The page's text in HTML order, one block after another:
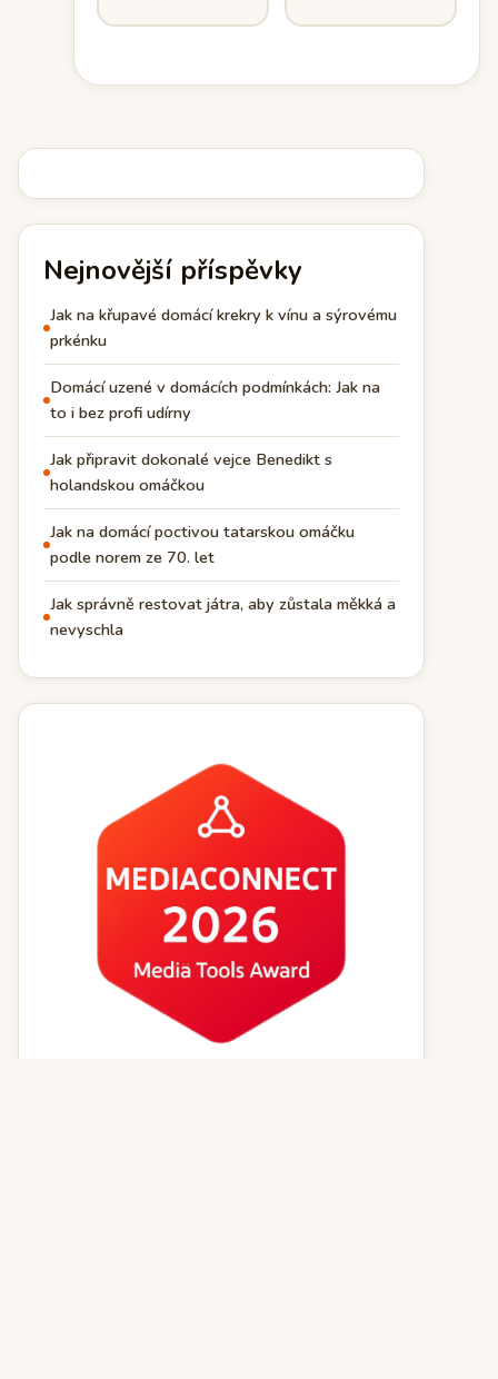
Nejnovější příspěvky
Jak na křupavé domácí krekry k vínu a sýrovému
prkénku
Domácí uzené v domácích podmínkách: Jak na
to i bez profi udírny
Jak připravit dokonalé vejce Benedikt s
holandskou omáčkou
Jak na domácí poctivou tatarskou omáčku
podle norem ze 70. let
Jak správně restovat játra, aby zůstala měkká a
nevyschla